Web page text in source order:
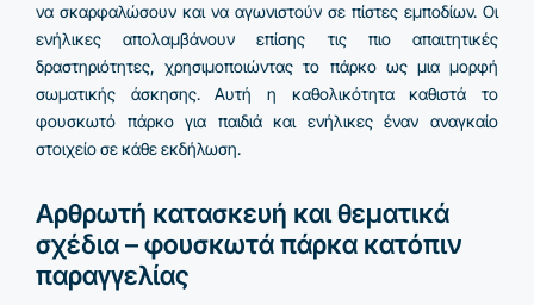
να σκαρφαλώσουν και να αγωνιστούν σε πίστες εμποδίων. Οι
ενήλικες απολαμβάνουν επίσης τις πιο απαιτητικές
δραστηριότητες, χρησιμοποιώντας το πάρκο ως μια μορφή
σωματικής άσκησης. Αυτή η καθολικότητα καθιστά το
φουσκωτό πάρκο για παιδιά και ενήλικες έναν αναγκαίο
στοιχείο σε κάθε εκδήλωση.
Αρθρωτή κατασκευή και θεματικά
σχέδια – φουσκωτά πάρκα κατόπιν
παραγγελίας